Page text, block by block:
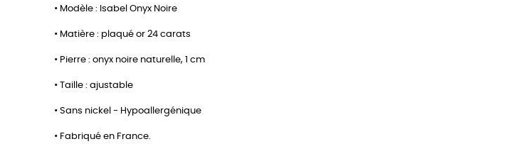
• Modèle : Isabel Onyx Noire
• Matière : plaqué or 24 carats
• Pierre : onyx noire naturelle, 1 cm
• Taille : ajustable
• Sans nickel - Hypoallergénique
• Fabriqué en France.